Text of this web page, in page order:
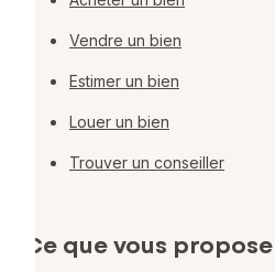
Vendre un bien
Estimer un bien
Louer un bien
Trouver un conseiller
Ce que vous propose